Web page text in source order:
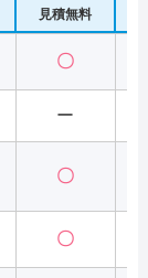
見積無料
〇
ー
〇
〇